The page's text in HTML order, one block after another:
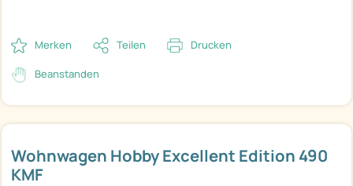
Wohnwagen Hobby Excellent Edition 490
KMF
Merken Teilen Drucken
Beanstanden